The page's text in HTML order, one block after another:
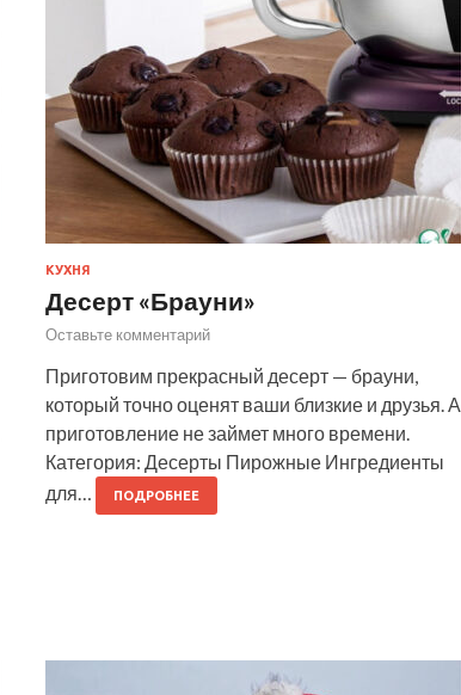
КУХНЯ
Десерт «Брауни»
Оставьте комментарий
Приготовим прекрасный десерт — брауни,
который точно оценят ваши близкие и друзья. А
приготовление не займет много времени.
Категория: Десерты Пирожные Ингредиенты
для…
ПОДРОБНЕЕ